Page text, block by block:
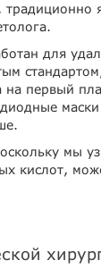
традиционно
для
на первый
мы
кислот,